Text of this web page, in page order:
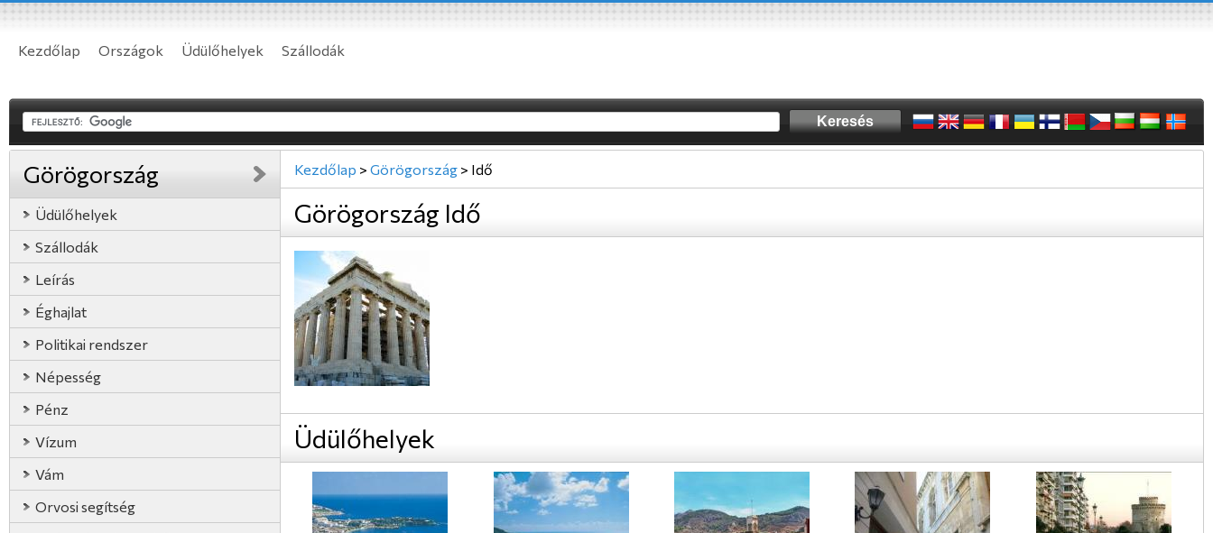
Kezdőlap Országok Üdülőhelyek Szállodák
Görögország
Üdülőhelyek
Szállodák
Leírás
Éghajlat
Politikai rendszer
Népesség
Pénz
Vízum
Vám
Orvosi segítség
Kezdőlap > Görögország > Idő
Görögország Idő
Üdülőhelyek